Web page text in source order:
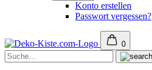
Konto erstellen
Passwort vergessen?
0